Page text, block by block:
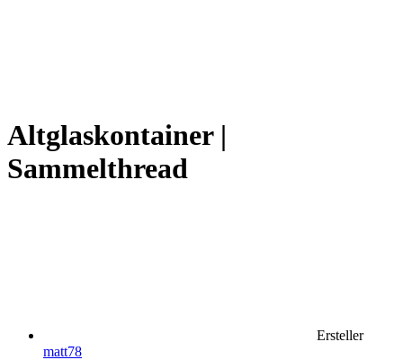
Altglaskontainer |
Sammelthread
Ersteller
matt78